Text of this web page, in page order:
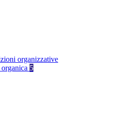
organizzative
5